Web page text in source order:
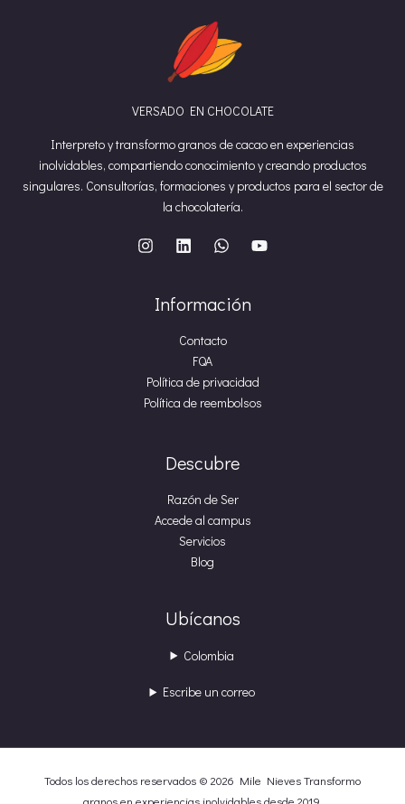
VERSADO EN CHOCOLATE
Interpreto y transformo granos de cacao en experiencias
inolvidables, compartiendo conocimiento y creando productos
singulares. Consultorías, formaciones y productos para el sector de
la chocolatería.
Información
Contacto
FQA
Política de privacidad
Política de reembolsos
Descubre
Razón de Ser
Accede al campus
Servicios
Blog
Ubícanos
Colombia
Escribe un correo
Todos los derechos reservados © 2026 Mile Nieves Transformo
granos en experiencias inolvidables desde 2019.